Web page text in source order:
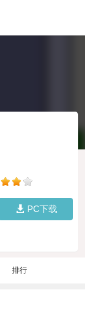
PC下载
排行